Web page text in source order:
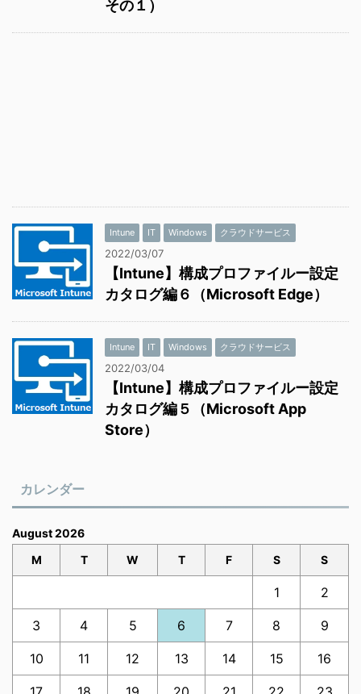
その１）
Intune IT Windows クラウドサービス
2022/03/07
【Intune】構成プロファイルー設定
カタログ編６（Microsoft Edge）
Intune IT Windows クラウドサービス
2022/03/04
【Intune】構成プロファイルー設定
カタログ編５（Microsoft App
Store）
カレンダー
August 2026
M
T W T F S S
1 2
3 4 5 6 7 8 9
10 11 12 13 14 15 16